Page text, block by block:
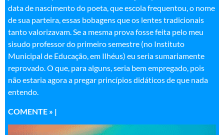
data de nascimento do poeta, que escola frequentou, o nome
de sua parteira, essas bobagens que os lentes tradicionais
tanto valorizavam. Se a mesma prova fosse feita pelo meu
sisudo professor do primeiro semestre (no Instituto
Municipal de Educação, em Ilhéus) eu seria sumariamente
reprovado. O que, para alguns, seria bem empregado, pois
não estaria agora a pregar princípios didáticos de que nada
entendo.
COMENTE » |